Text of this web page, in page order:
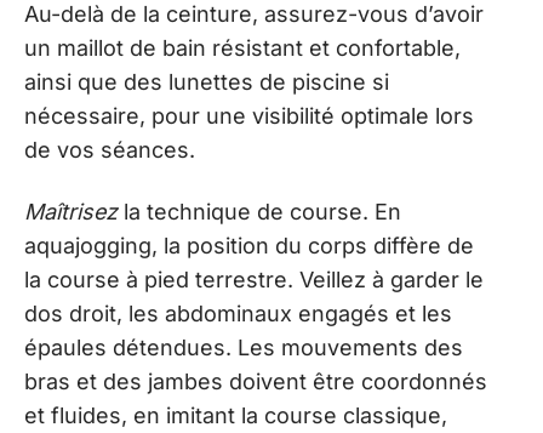
Au-delà de la ceinture, assurez-vous d’avoir
un maillot de bain résistant et confortable,
ainsi que des lunettes de piscine si
nécessaire, pour une visibilité optimale lors
de vos séances.
Maîtrisezla technique de course. En
aquajogging, la position du corps diffère de
la course à pied terrestre. Veillez à garder le
dos droit, les abdominaux engagés et les
épaules détendues. Les mouvements des
bras et des jambes doivent être coordonnés
et fluides, en imitant la course classique,